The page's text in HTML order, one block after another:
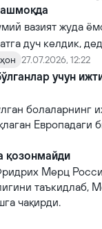
вазият жуда
дуч келдик,
27.07.2026, 12:22
учун
болаларнинг
Европадаги
қозонмайди
Мерц
таъкидлаб,
чақирди.